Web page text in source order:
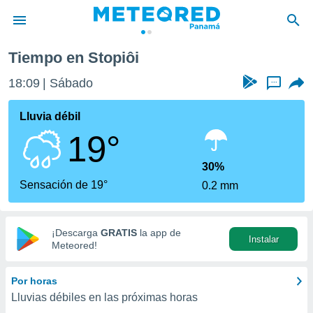
de
ha
para
que se
calidad.
a este
las
y
digital
basada
Tiempo en Stopiôi
18:09 Sábado ...
Lluvia débil
19°
Sensación de 19°
30%
0.2 mm
¡Descarga GRATIS la app de
Meteored!
Instalar
Por horas
Lluvias débiles en las próximas horas